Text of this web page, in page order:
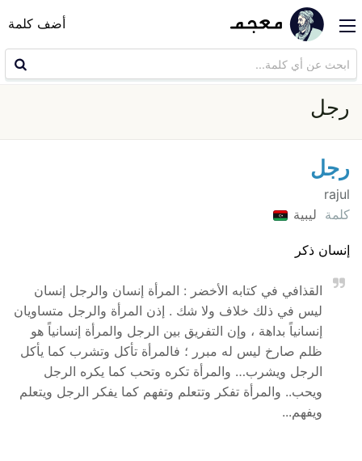
أضف كلمة
رجل
رجل
rajul
كلمة ليبية
إنسان ذكر
القذافي في كتابه الأخضر : المرأة إنسان والرجل إنسان
ليس في ذلك خلاف ولا شك . إذن المرأة والرجل متساويان
إنسانياً بداهة ، وإن التفريق بين الرجل والمرأة إنسانياً هو
ظلم صارخ ليس له مبرر ؛ فالمرأة تأكل وتشرب كما يأكل
الرجل ويشرب… والمرأة تكره وتحب كما يكره الرجل
ويحب.. والمرأة تفكر وتتعلم وتفهم كما يفكر الرجل ويتعلم
ويفهم...